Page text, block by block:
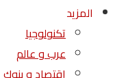
المزيد
تكنولوجيا
عرب و عالم
إقتصاد و بنوك